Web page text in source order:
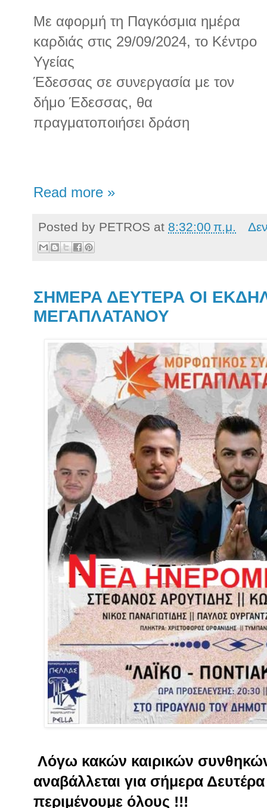
Με αφορμή τη Παγκόσμια ημέρα
καρδιάς στις 29/09/2024, το Κέντρο
Υγείας
Έδεσσας σε συνεργασία με τον
δήμο Έδεσσας, θα
πραγματοποιήσει δράση
Read more »
Posted by PETROS at 8:32:00 π.μ.
ΣΗΜΕΡΑ ΔΕΥΤΕΡΑ ΟΙ
ΜΕΓΑΠΛΑΤΑΝΟΥ
Λόγω κακών καιρικών
αναβάλλεται για σήμερα
περιμένουμε όλους !!!